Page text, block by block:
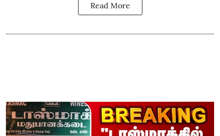
Read More